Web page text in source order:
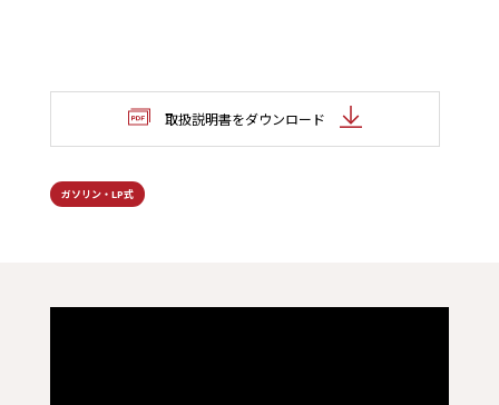
取扱説明書をダウンロード
ガソリン・LP式